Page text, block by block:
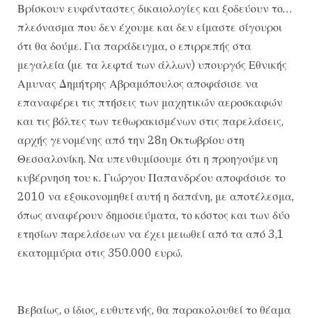
Βρίσκουν ευφάνταστες δικαιολογίες και ξοδεύουν το…
πλεόνασμα που δεν έχουμε και δεν είμαστε σίγουροι
ότι θα δούμε. Για παράδειγμα, ο επιρρεπής στα
μεγαλεία (με τα λεφτά των άλλων) υπουργός Εθνικής
Αμυνας Δημήτρης Αβραμόπουλος αποφάσισε να
επαναφέρει τις πτήσεις των μαχητικών αεροσκαφών
και τις βόλτες των τεθωρακισμένων στις παρελάσεις,
αρχής γενομένης από την 28η Οκτωβρίου στη
Θεσσαλονίκη. Να υπενθυμίσουμε ότι η προηγούμενη
κυβέρνηση του κ. Γιώργου Παπανδρέου αποφάσισε το
2010 να εξοικονομηθεί αυτή η δαπάνη, με αποτέλεσμα,
όπως αναφέρουν δημοσιεύματα, το κόστος και των δύο
ετησίων παρελάσεων να έχει μειωθεί από τα από 3,1
εκατομμύρια στις 350.000 ευρώ.
Βεβαίως, ο ίδιος, ευθυτενής, θα παρακολουθεί το θέαμα